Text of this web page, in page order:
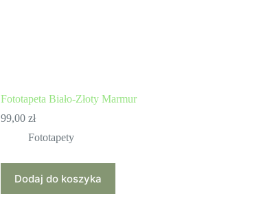
Fototapeta Biało-Złoty Marmur
99,00 zł
Fototapety
Dodaj do koszyka